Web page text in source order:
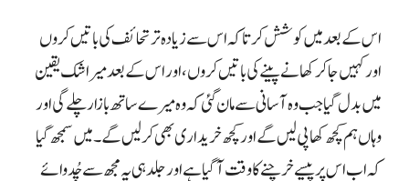
اس کے بعد میں کوشش کرتا کہ اس سے زیادہ تر تحائف کی باتیں کروں
اور کہیں جا کر کھانے پینے کی باتیں کروں، اور اس کے بعد میرا شک یقین
میں بدل گیا جب وہ آسانی سے مان گئی کہ وہ میرے ساتھ بازار چلے گی اور
وہاں ہم کچھ کھا پی لیں گے اور کچھ خریداری بھی کر لیں گے۔ میں سمجھ گیا
کہ اب اس پر پیسے خرچنے کا وقت آ گیا ہے اور جلد ہی یہ مجھ سے چُدوائے